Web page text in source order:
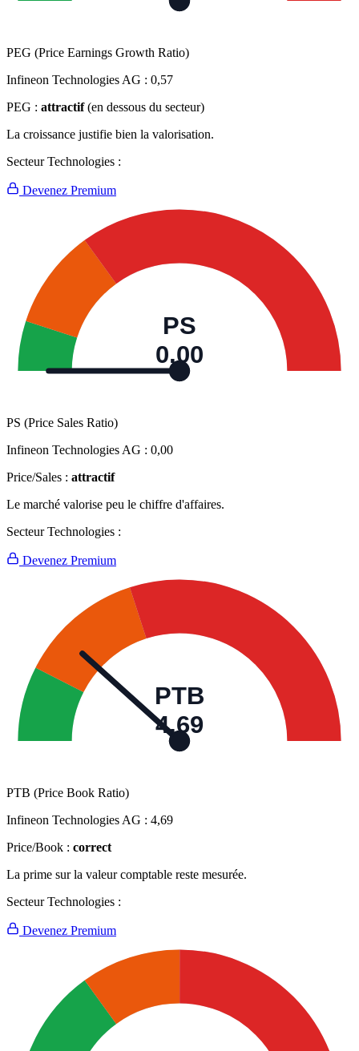
PEG (Price Earnings Growth Ratio)
Infineon Technologies AG : 0,57
PEG : attractif (en dessous du secteur)
La croissance justifie bien la valorisation.
Secteur Technologies :
Devenez Premium
PS
0,00
PS (Price Sales Ratio)
Infineon Technologies AG : 0,00
Price/Sales : attractif
Le marché valorise peu le chiffre d'affaires.
Secteur Technologies :
Devenez Premium
PTB
4,69
PTB (Price Book Ratio)
Infineon Technologies AG : 4,69
Price/Book : correct
La prime sur la valeur comptable reste mesurée.
Secteur Technologies :
Devenez Premium